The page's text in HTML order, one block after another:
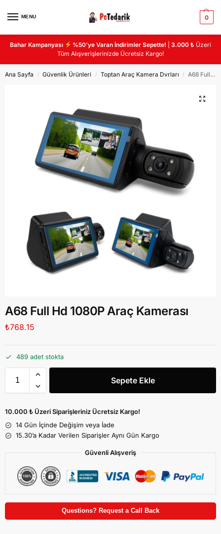
MENU 0
Bahar Kampanyası %50’ye Varan İndirimler Sepette! |3.000 ₺ Üzeri
Tüm Alışverişlerinizde Ücretsiz Kargo!
Ana Sayfa / Güvenlik Ürünleri / Toptan Araç Kamera Dvrları / A68 Full Hd 1080P Araç Kamerası
A68 Full Hd 1080P Araç Kamerası
₺768.15
489 adet stokta
Sepete Ekle
10.000 ₺ Üzeri Siparişleriniz Ücretsiz Kargo!
14 Gün İçinde Değişim veya İade
15.30’a Kadar Verilen Siparişler Aynı Gün Kargo
Güvenli Alışveriş
Questions? Request a Call Back